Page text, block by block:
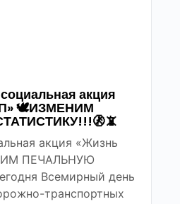
акция
🕊ИЗМЕНИМ
акция «Жизнь
ПЕЧАЛЬНУЮ
Всемирный день
транспортных